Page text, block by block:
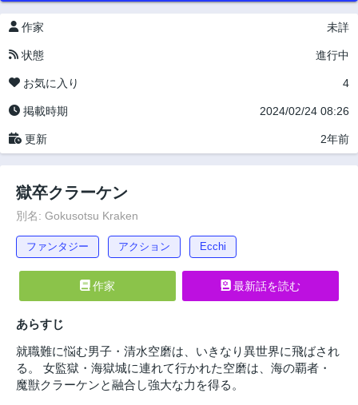
作家 未詳
状態 進行中
お気に入り 4
掲載時期 2024/02/24 08:26
更新 2年前
獄卒クラーケン
別名: Gokusotsu Kraken
ファンタジー アクション Ecchi
作家 最新話を読む
あらすじ
就職難に悩む男子・清水空磨は、いきなり異世界に飛ばされ
る。 女監獄・海獄城に連れて行かれた空磨は、海の覇者・
魔獣クラーケンと融合し強大な力を得る。